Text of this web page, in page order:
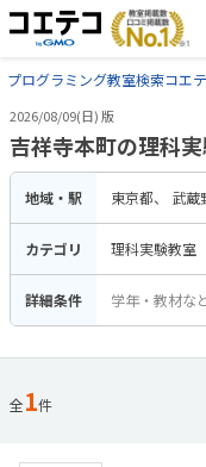
プログラミング教室検索コエ
2026/08/09(日) 版
吉祥寺本町の理科
地域・駅 東京都 武蔵
カテゴリ 理科実験教室
詳細条件 学年・教材な
全1件